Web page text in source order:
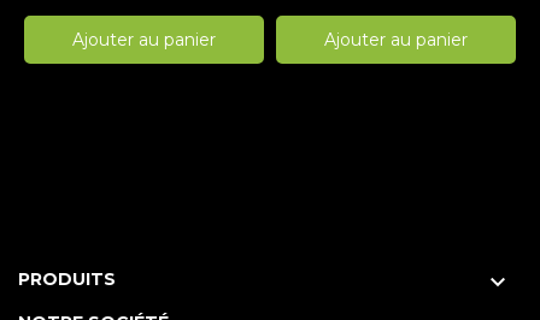
Ajouter au panier Ajouter au panier
PRODUITS 